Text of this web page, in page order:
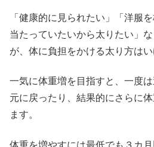
「健康的に見られたい」「洋服
当たっていたいから太りたい」
が、体に負担をかける太り方はい
一気に体重増を目指すと、一度
元に戻ったり、結果的にさらに
ます。
体重を増やすには最低でも３カ